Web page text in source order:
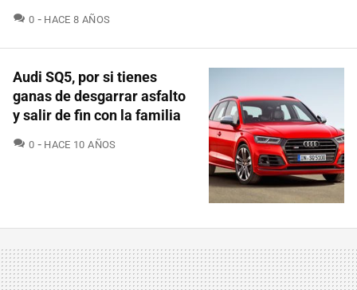
0 COMENTARIOS
HACE 8 AÑOS
Audi SQ5, por si tienes
ganas de desgarrar asfalto
y salir de fin con la familia
0 COMENTARIOS
HACE 10 AÑOS